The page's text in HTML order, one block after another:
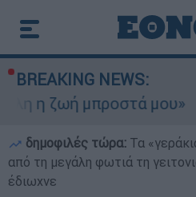
BREAKING NEWS:
μου»
δημοφιλές τώρα: Τα
από τη μεγάλη φωτιά τη
έδιωχνε